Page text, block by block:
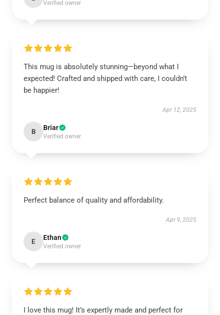
Verified owner
This mug is absolutely stunning—beyond what I
expected! Crafted and shipped with care, I couldn’t
be happier!
Apr 12, 2025
B Briar
Verified owner
Perfect balance of quality and affordability.
Apr 9, 2025
E Ethan
Verified owner
I love this mug! It’s expertly made and perfect for